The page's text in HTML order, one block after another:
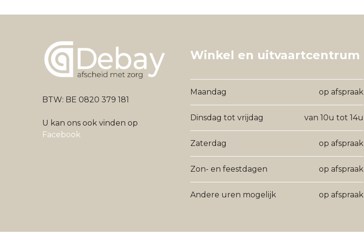
BTW: BE 0820 379 181
U kan ons ook vinden op
Facebook
Winkel en uitvaartcentrum
Maandag op afspraak
Dinsdag tot vrijdag van 10u tot 14u
Zaterdag op afspraak
Zon- en feestdagen op afspraak
Andere uren mogelijk op afspraak